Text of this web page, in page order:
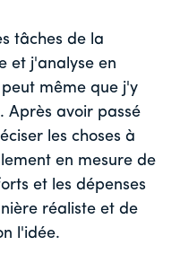
tâches de la
et j'analyse en
même que j'y
Après avoir passé
les choses à
en mesure de
et les dépenses
réaliste et de
l'idée.